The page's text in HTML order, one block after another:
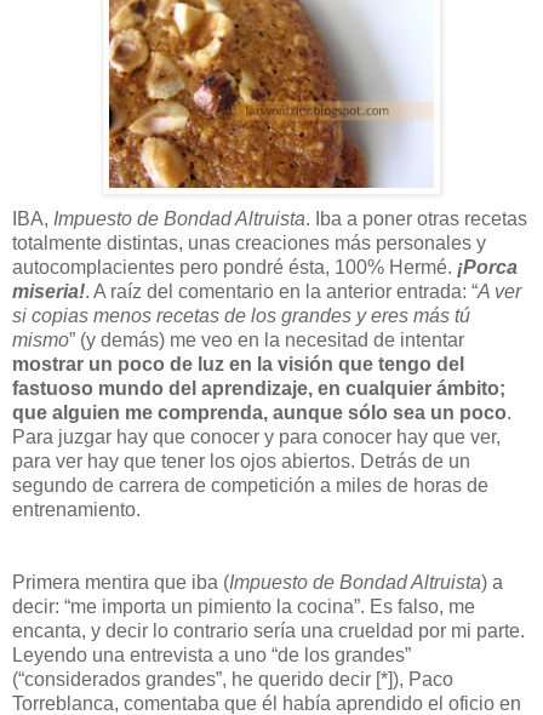
IBA, Impuesto de Bondad Altruista. Iba a poner otras recetas
totalmente distintas, unas creaciones más personales y
autocomplacientes pero pondré ésta, 100% Hermé. ¡Porca
miseria!. A raíz del comentario en la anterior entrada: “A ver
si copias menos recetas de los grandes y eres más tú
mismo” (y demás) me veo en la necesitad de intentar
mostrar un poco de luz en la visión que tengo del
fastuoso mundo del aprendizaje, en cualquier ámbito;
que alguien me comprenda, aunque sólo sea un poco.
Para juzgar hay que conocer y para conocer hay que ver,
para ver hay que tener los ojos abiertos. Detrás de un
segundo de carrera de competición a miles de horas de
entrenamiento.
Primera mentira que iba (Impuesto de Bondad Altruista) a
decir: “me importa un pimiento la cocina”. Es falso, me
encanta, y decir lo contrario sería una crueldad por mi parte.
Leyendo una entrevista a uno “de los grandes”
(“considerados grandes”, he querido decir [*]), Paco
Torreblanca, comentaba que él había aprendido el oficio en